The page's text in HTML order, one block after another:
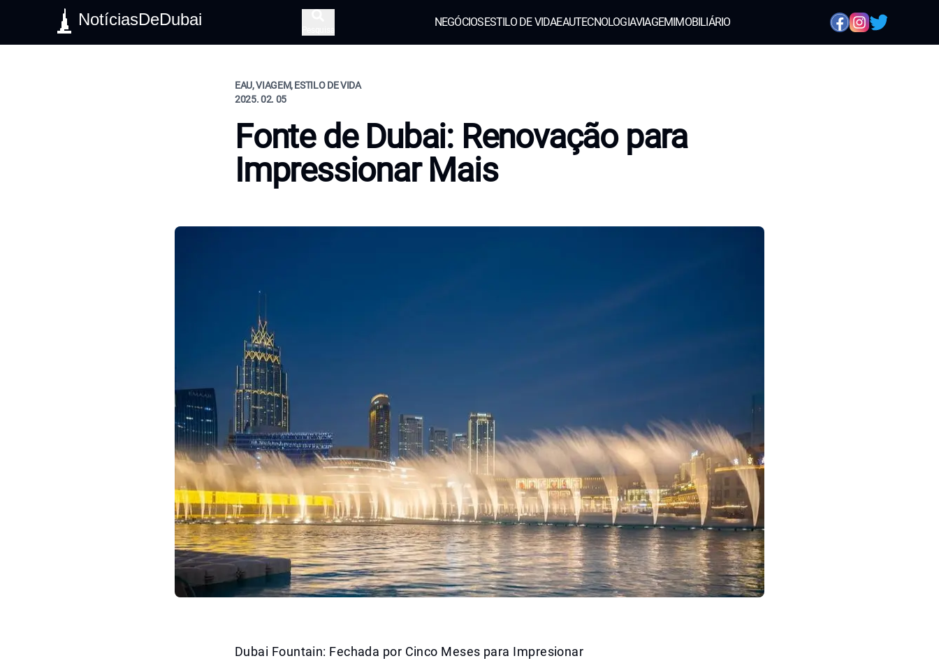
NotíciasDeDubai NEGÓCIOSESTILO DE VIDAEAUTECNOLOGIAVIAGEMIMOBILIÁRIO
EAU, VIAGEM, ESTILO DE VIDA
2025. 02. 05
Fonte de Dubai: Renovação para
Impressionar Mais
Dubai Fountain: Fechada por Cinco Meses para Impresionar